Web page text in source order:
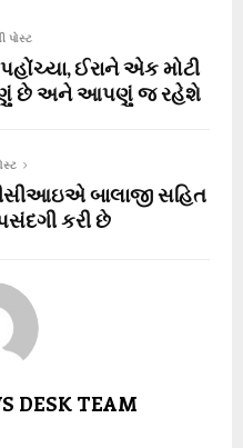
પોસ્ટ
ઈરાને એક મોટી
છે અને આપણું જ રહેશે
બાલાજી સહિત
કરી છે
DESK TEAM